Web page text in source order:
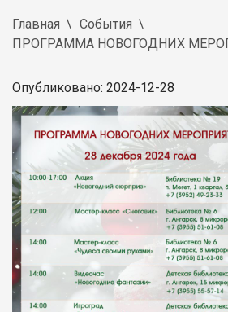
Главная
События
ПРОГРАММА НОВОГОДНИХ
Опубликовано: 2024-12-28